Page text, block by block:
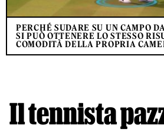
PERCHÉ SUDARE SU UN CAMPO
SI PUÒ OTTENERE LO STESSO
COMODITÀ DELLA PROPRIA
Il tennista